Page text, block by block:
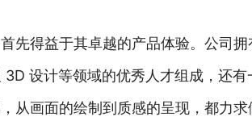
先得益于其卓越的产品体验。公司
设计等领域的优秀人才组成，还
从画面的绘制到质感的呈现，都力